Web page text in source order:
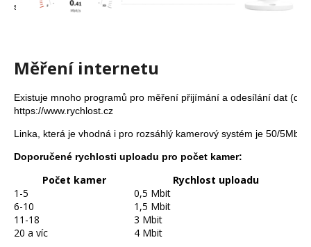
součástí sledování kamer přes internet.
Měření internetu
Existuje mnoho programů pro měření přijímání a odesílání dat
https://www.rychlost.cz
Linka, která je vhodná i pro rozsáhlý kamerový systém je 50/5Mbit.
Doporučené rychlosti uploadu pro počet kamer:
Počet kamer
Rychlost uploadu
1-5
0,5 Mbit
6-10
1,5 Mbit
11-18
3 Mbit
20 a víc
4 Mbit
D
o
o
u
č
u
j